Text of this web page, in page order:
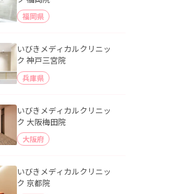
福岡県
いびきメディカルクリニッ
ク 神戸三宮院
兵庫県
いびきメディカルクリニッ
ク 大阪梅田院
大阪府
いびきメディカルクリニッ
ク 京都院